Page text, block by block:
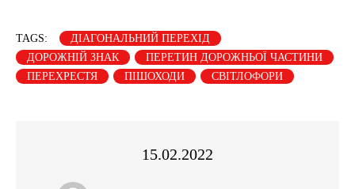
TAGS:
ДІАГОНАЛЬНИЙ ПЕРЕХІД
ДОРОЖНІЙ ЗНАК
ПЕРЕТИН ДОРОЖНЬОЇ ЧАСТИНИ
ПЕРЕХРЕСТЯ
ПІШОХОДИ СВІТЛОФОРИ
15.02.2022